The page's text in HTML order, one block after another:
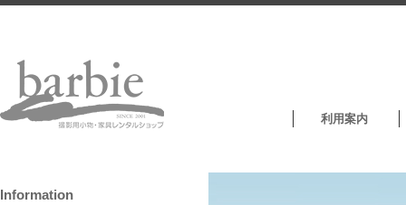
利用案内
Information